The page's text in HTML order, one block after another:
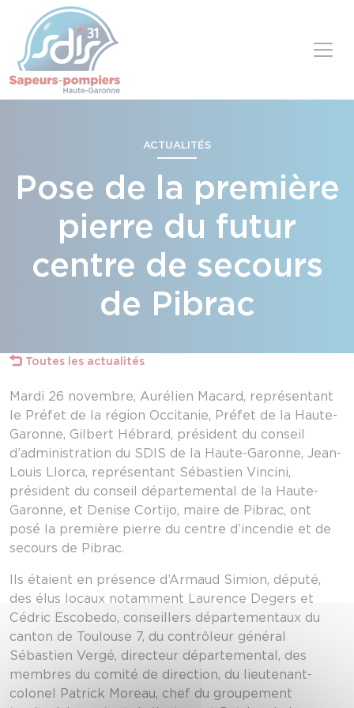
ACTUALITÉS
Pose de la première
pierre du futur
centre de secours
de Pibrac
Toutes les actualités
Mardi 26 novembre, Aurélien Macard, représentant
le Préfet de la région Occitanie, Préfet de la Haute-
Garonne, Gilbert Hébrard, président du conseil
d’administration du SDIS de la Haute-Garonne, Jean-
Louis Llorca, représentant Sébastien Vincini,
président du conseil départemental de la Haute-
Garonne, et Denise Cortijo, maire de Pibrac, ont
posé la première pierre du centre d’incendie et de
secours de Pibrac.
Ils étaient en présence d’Armaud Simion, député,
des élus locaux notamment Laurence Degers et
Cédric Escobedo, conseillers départementaux du
canton de Toulouse 7, du contrôleur général
Sébastien Vergé, directeur départemental, des
membres du comité de direction, du lieutenant-
colonel Patrick Moreau, chef du groupement
Panneau de gestion des cookies